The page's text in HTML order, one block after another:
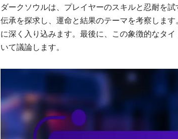
ダークソウルは、プレイヤーのスキルと忍耐を
伝承を探求し、運命と結果のテーマを考察しま
に深く入り込みます。最後に、この象徴的なタ
いて議論します。